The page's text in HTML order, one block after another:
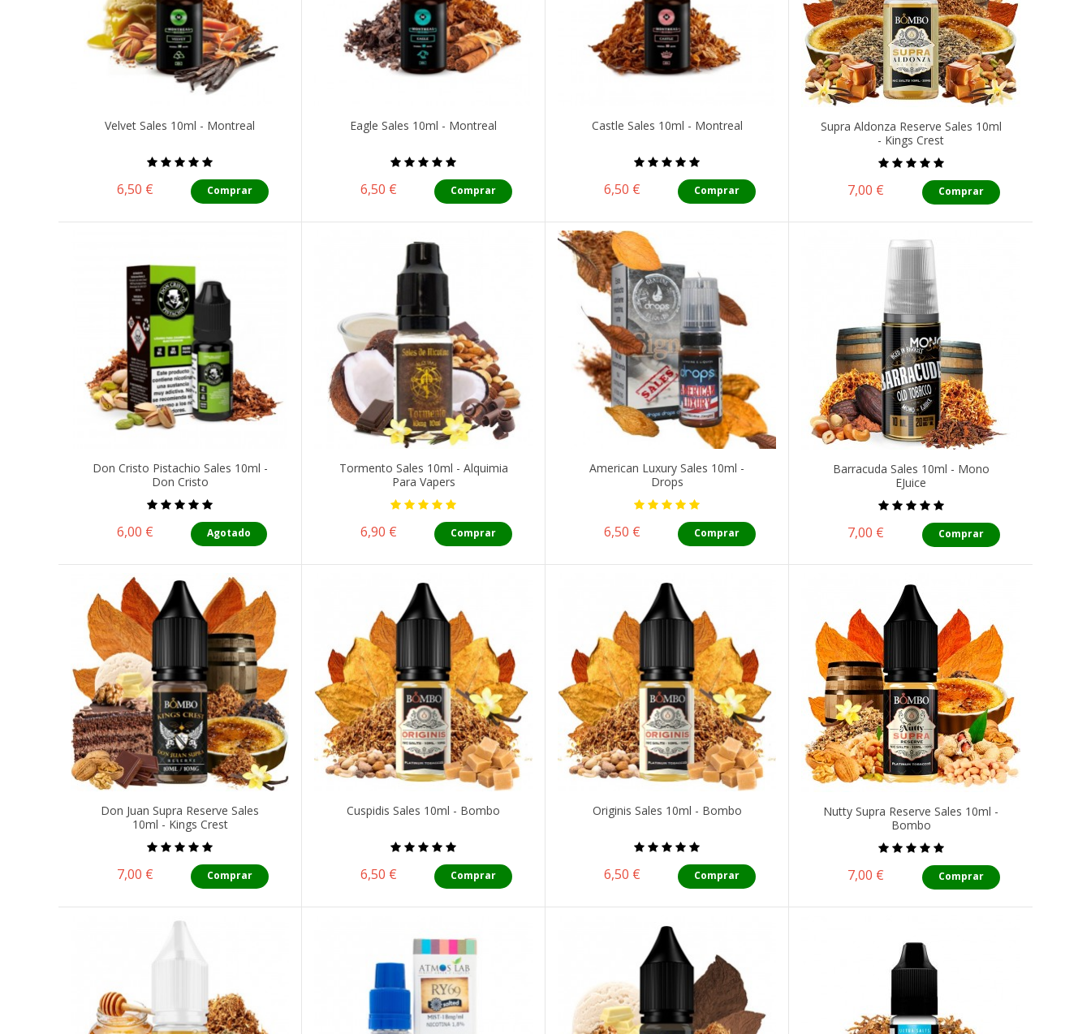
Velvet Sales 10ml - Montreal
Precio
6,50 € Comprar
Eagle Sales 10ml - Montreal
Precio
6,50 € Comprar
Castle Sales 10ml - Montreal
Precio
6,50 € Comprar
Supra Aldonza Reserve Sales 10ml
- Kings Crest
Precio
7,00 € Comprar
Don Cristo Pistachio Sales 10ml -
Don Cristo
Precio
6,00 € Agotado
Tormento Sales 10ml - Alquimia
Para Vapers
Precio
6,90 € Comprar
American Luxury Sales 10ml -
Drops
Precio
6,50 € Comprar
Barracuda Sales 10ml - Mono
EJuice
Precio
7,00 € Comprar
Don Juan Supra Reserve Sales
10ml - Kings Crest
Precio
7,00 € Comprar
Cuspidis Sales 10ml - Bombo
Precio
6,50 € Comprar
Originis Sales 10ml - Bombo
Precio
6,50 € Comprar
Nutty Supra Reserve Sales 10ml -
Bombo
Precio
7,00 € Comprar